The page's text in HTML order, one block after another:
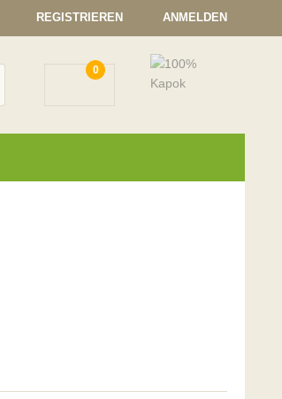
REGISTRIEREN ANMELDEN
0